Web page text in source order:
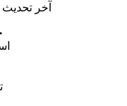
آخر تحديث في 02/10/